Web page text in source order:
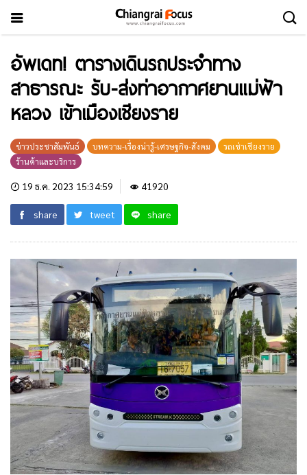
อัพเดท! ตารางเดินรถประจำทาง
สาธารณะ รับ-ส่งท่าอากาศยานแม่ฟ้า
หลวง เข้าเมืองเชียงราย
ข่าวประชาสัมพันธ์ บทความ-เรื่องน่ารู้-เศรษฐกิจ-สังคม
รถเช่าเชียงราย
ร้านค้าและบริการ
19 ธ.ค. 2023 15:34:59 41920
share tweet share